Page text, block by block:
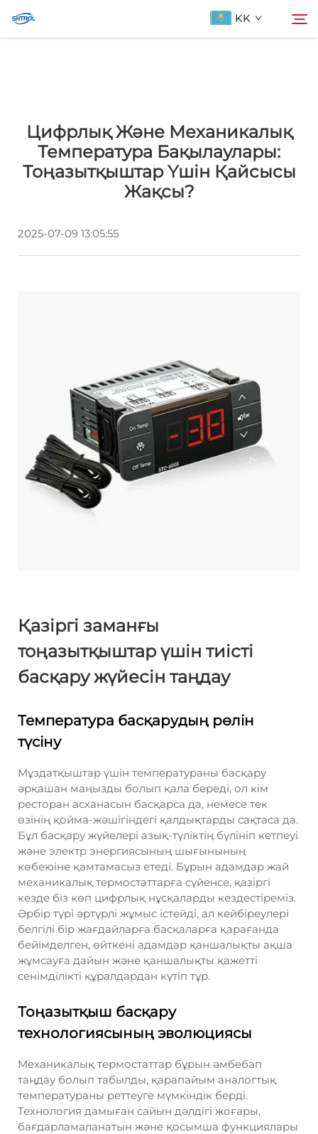
KK
Продукциялар
Бізбен хабарласыңы
Цифрлық Және Механикалық
Температура Бақылаулары:
Тоңазытқыштар Үшін Қайсысы
Жақсы?
2025-07-09 13:05:55
Қазіргі заманғы
тоңазытқыштар үшін тиісті
басқару жүйесін таңдау
Температура басқарудың рөлін
түсіну
Мұздатқыштар үшін температураны басқару
әрқашан маңызды болып қала береді, ол кім
ресторан асханасын басқарса да, немесе тек
өзінің қойма-жәшігіндегі қалдықтарды сақтаса да.
Бұл басқару жүйелері азық-түліктің бүлініп кетпеуі
және электр энергиясының шығынының
көбеюіне қамтамасыз етеді. Бұрын адамдар жай
механикалық термостаттарға сүйенсе, қазіргі
кезде біз көп цифрлық нұсқаларды кездестіреміз.
Әрбір түрі әртүрлі жұмыс істейді, ал кейбіреулері
белгілі бір жағдайларға басқаларға қарағанда
бейімделген, өйткені адамдар қаншалықты ақша
жұмсауға дайын және қаншалықты қажетті
сенімділікті құралдардан күтіп тұр.
Тоңазытқыш басқару
технологиясының эволюциясы
Механикалық термостаттар бұрын әмбебап
таңдау болып табылды, қарапайым аналогтық
температураны реттеуге мүмкіндік берді.
Технология дамыған сайын дәлдігі жоғары,
бағдарламаланатын және қосымша функциялары